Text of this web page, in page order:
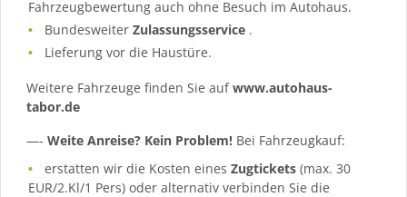
Fahrzeugbewertung auch ohne Besuch im Autohaus.
BundesweiterZulassungsservice .
Lieferung vor die Haustüre.
Weitere Fahrzeuge finden Sie aufwww.autohaus-
tabor.de
—- Weite Anreise? Kein Problem! Bei Fahrzeugkauf:
erstatten wir die Kosten einesZugtickets(max. 30
EUR/2.Kl/1 Pers) oder alternativ verbinden Sie die